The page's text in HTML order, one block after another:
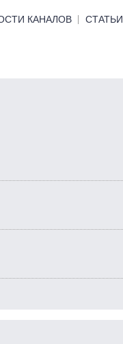
КАНАЛОВ СТАТЬИ